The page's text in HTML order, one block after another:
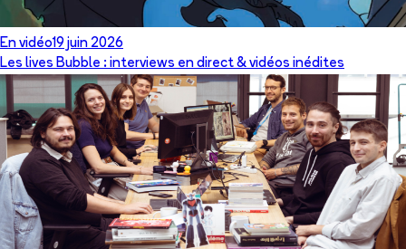
En vidéo19 juin 2026
Les lives Bubble : interviews en direct & vidéos inédites